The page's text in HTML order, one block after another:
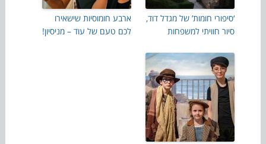
‘סיפורי חומות’ של מגדל דוד,
סיור חוויתי למשפחות
ארבע חומוסיות שישאירו
לכם טעם של עוד – מניסיון!